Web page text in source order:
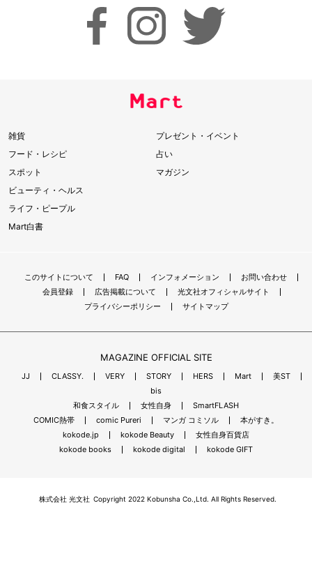
雑貨
フード・レシピ
スポット
ビューティ・ヘルス
ライフ・ピープル
Mart白書
プレゼント・イベント
占い
マガジン
このサイトについて FAQ インフォメーション
お問い合わせ
会員登録
広告掲載について
光文社オフィシャルサイト
プライバシーポリシー
サイトマップ
MAGAZINE OFFICIAL SITE
JJ CLASSY. VERY STORY HERS Mart
美ST
bis
和食スタイル
女性自身
SmartFLASH
COMIC熱帯
comic Pureri マンガ コミソル
本がすき。
kokode.jp
kokode Beauty
女性自身百貨店
kokode books
kokode digital kokode GIFT
株式会社 光文社 Copyright 2022 Kobunsha Co.,Ltd. All Rights Reserved.